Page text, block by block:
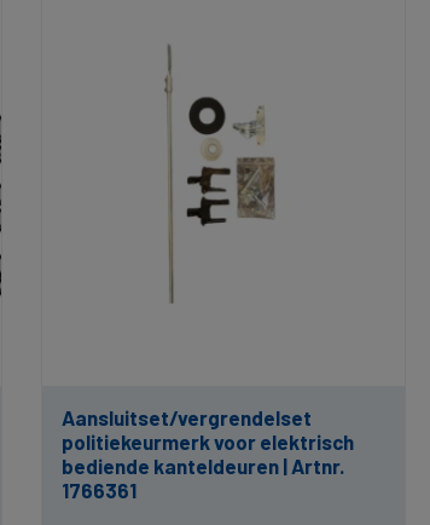
Aansluitset/vergrendelset
politiekeurmerk voor elektrisch
bediende kanteldeuren | Artnr.
1766361